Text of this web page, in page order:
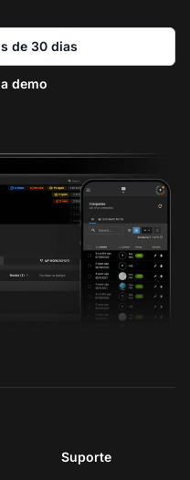
de 30 dias
demo
Suporte